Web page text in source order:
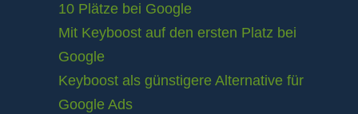
10 Plätze bei Google
Mit Keyboost auf den ersten Platz bei
Google
Keyboost als günstigere Alternative für
Google Ads